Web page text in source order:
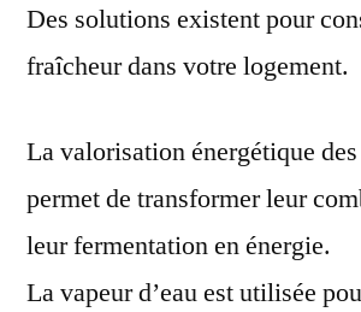
Des solutions existent pour
fraîcheur dans votre logement.
La valorisation énergétique
permet de transformer leur
leur fermentation en énergie.
La vapeur d’eau est utilisée